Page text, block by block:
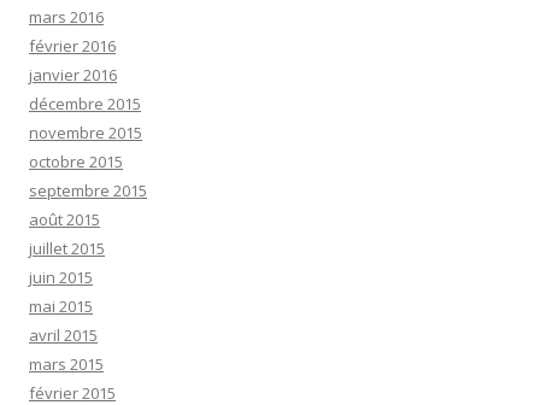
mars 2016
février 2016
janvier 2016
décembre 2015
novembre 2015
octobre 2015
septembre 2015
août 2015
juillet 2015
juin 2015
mai 2015
avril 2015
mars 2015
février 2015